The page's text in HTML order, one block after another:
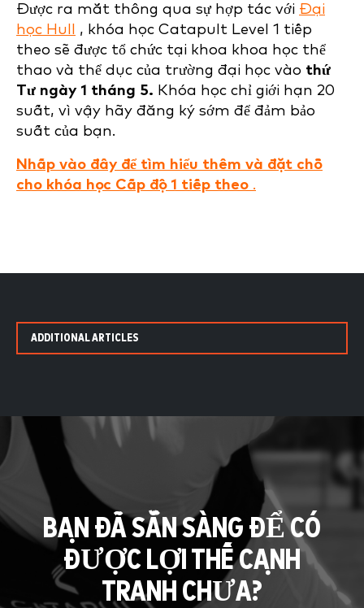
Được ra mắt thông qua sự hợp tác với Đại
học Hull
, khóa học Catapult Level 1 tiếp
theo sẽ được tổ chức tại khoa khoa học thể
thao và thể dục của trường đại học vào thứ
Tư ngày 1 tháng 5. Khóa học chỉ giới hạn 20
suất, vì vậy hãy đăng ký sớm để đảm bảo
suất của bạn.
Nhấp vào đây để tìm hiểu thêm và đặt chỗ
cho khóa học Cấp độ 1 tiếp theo .
ADDITIONAL ARTICLES
BẠN ĐÃ SẴN SÀNG ĐỂ CÓ
ĐƯỢC LỢI THẾ CẠNH
TRANH CHƯA?